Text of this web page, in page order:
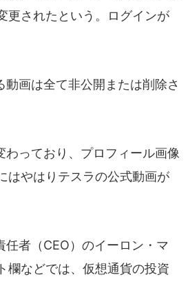
更されたという。ログインが
画は全て非公開または削除さ
っており、プロフィール画像
はやはりテスラの公式動画が
者（CEO）のイーロン・マ
欄などでは、仮想通貨の投資